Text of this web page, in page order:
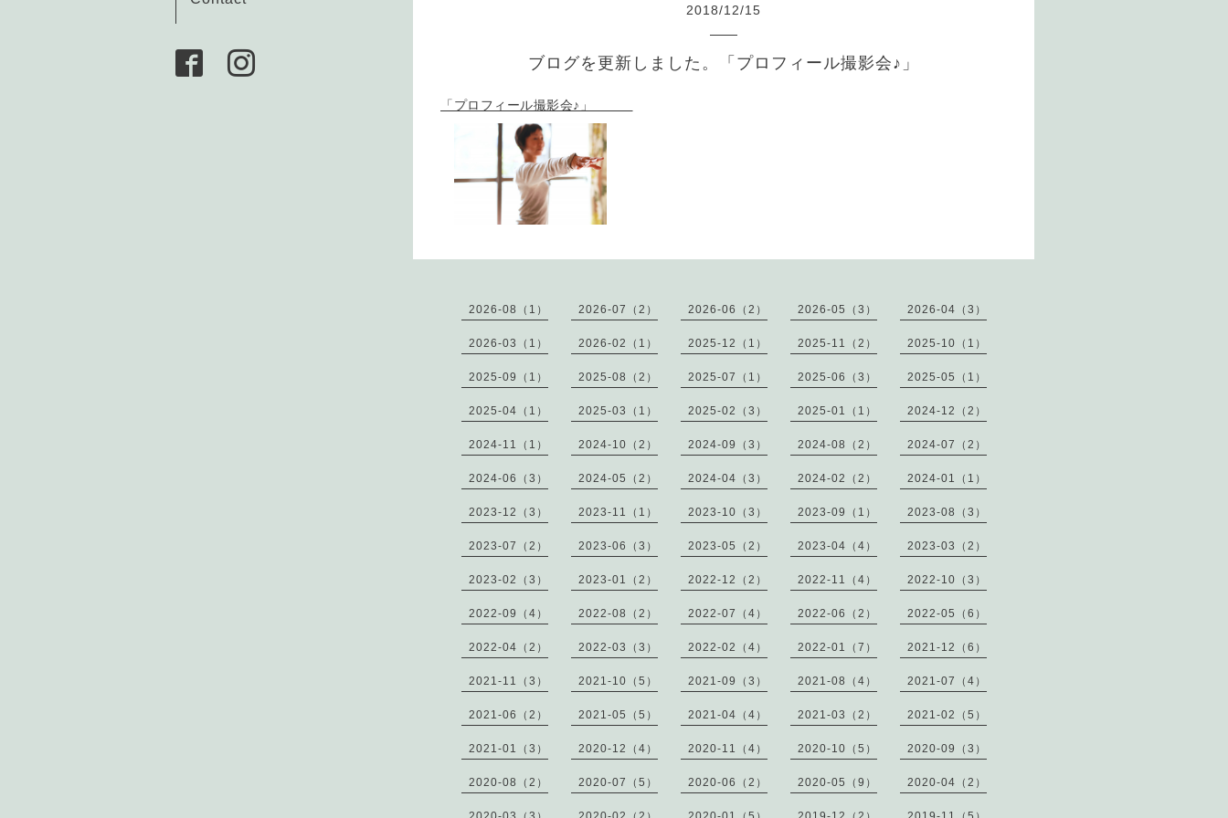
2018/12/15
ブログを更新しました。「プロフィール撮影会♪」
「プロフィール撮影会♪」
2026-08（1） 2026-07（2） 2026-06（2） 2026-05（3） 2026-04（3）
2026-03（1） 2026-02（1） 2025-12（1） 2025-11（2） 2025-10（1）
2025-09（1） 2025-08（2） 2025-07（1） 2025-06（3） 2025-05（1）
2025-04（1） 2025-03（1） 2025-02（3） 2025-01（1） 2024-12（2）
2024-11（1） 2024-10（2） 2024-09（3） 2024-08（2） 2024-07（2）
2024-06（3） 2024-05（2） 2024-04（3） 2024-02（2） 2024-01（1）
2023-12（3） 2023-11（1） 2023-10（3） 2023-09（1） 2023-08（3）
2023-07（2） 2023-06（3） 2023-05（2） 2023-04（4） 2023-03（2）
2023-02（3） 2023-01（2） 2022-12（2） 2022-11（4） 2022-10（3）
2022-09（4） 2022-08（2） 2022-07（4） 2022-06（2） 2022-05（6）
2022-04（2） 2022-03（3） 2022-02（4） 2022-01（7） 2021-12（6）
2021-11（3） 2021-10（5） 2021-09（3） 2021-08（4） 2021-07（4）
2021-06（2） 2021-05（5） 2021-04（4） 2021-03（2） 2021-02（5）
2021-01（3） 2020-12（4） 2020-11（4） 2020-10（5） 2020-09（3）
2020-08（2） 2020-07（5） 2020-06（2） 2020-05（9） 2020-04（2）